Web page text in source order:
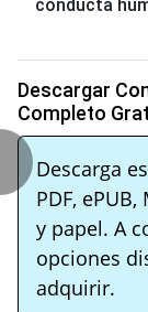
conducta
Descargar
Completo
Descarga
PDF,
y papel. A
opciones
adquirir.